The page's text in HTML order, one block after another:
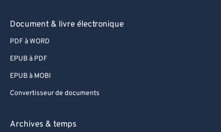
Document & livre électronique
PDF à WORD
EPUB à PDF
EPUB à MOBI
Convertisseur de documents
Archives & temps